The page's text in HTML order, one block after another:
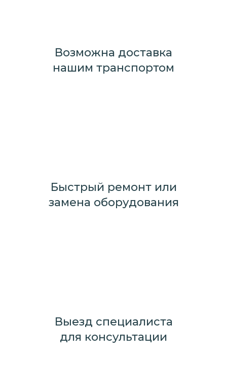
Возможна доставка
нашим транспортом
Быстрый ремонт или
замена оборудования
Выезд специалиста
для консультации